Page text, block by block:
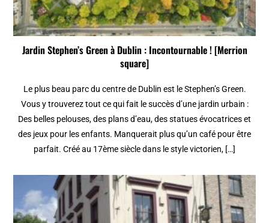
Jardin Stephen’s Green à Dublin : Incontournable ! [Merrion
square]
Le plus beau parc du centre de Dublin est le Stephen’s Green.
Vous y trouverez tout ce qui fait le succès d’une jardin urbain :
Des belles pelouses, des plans d’eau, des statues évocatrices et
des jeux pour les enfants. Manquerait plus qu’un café pour être
parfait. Créé au 17ème siècle dans le style victorien, […]